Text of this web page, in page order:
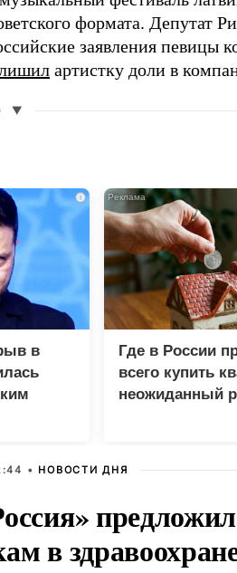
формата. Депутат
заявления
артистку доли в
▼
i
в
Где в России
всего купить
неожиданный
• НОВОСТИ ДНЯ
в